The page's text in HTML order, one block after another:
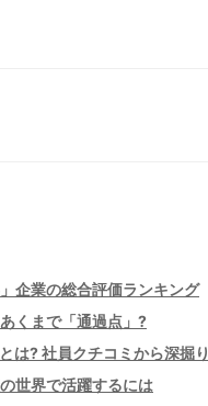
企業の総合評価ランキング
くまで「通過点」?
は? 社員クチコミから深掘り
世界で活躍するには